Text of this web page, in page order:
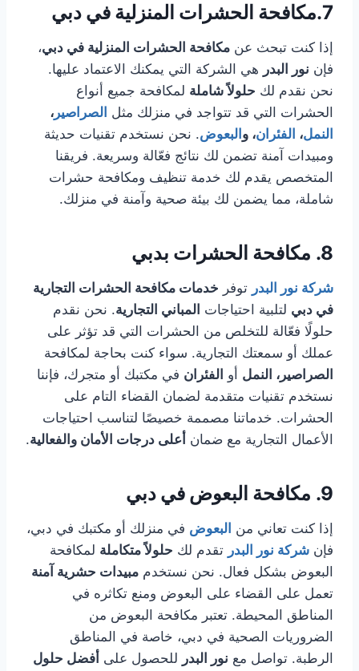
7. مكافحة الحشرات المنزلية في دبي
إذا كنت تبحث عن مكافحة الحشرات المنزلية في دبي،
فإن نور البدر هي الشركة التي يمكنك الاعتماد عليها.
نحن نقدم لك حلولاً شاملة لمكافحة جميع أنواع
الحشرات التي قد تتواجد في منزلك مثل الصراصير ،
النمل، الفئران، و البعوض. نحن نستخدم تقنيات حديثة
ومبيدات آمنة تضمن لك نتائج فعّالة وسريعة. فريقنا
المتخصص يقدم لك خدمة تنظيف ومكافحة حشرات
شاملة، مما يضمن لك بيئة صحية وآمنة في منزلك.
8. مكافحة الحشرات بدبي
شركة نور البدر توفر خدمات مكافحة الحشرات التجارية
في دبي لتلبية احتياجات المباني التجارية. نحن نقدم
حلولًا فعّالة للتخلص من الحشرات التي قد تؤثر على
عملك أو سمعتك التجارية. سواء كنت بحاجة لمكافحة
الصراصير، النمل أو الفئران في مكتبك أو متجرك، فإننا
نستخدم تقنيات متقدمة لضمان القضاء التام على
الحشرات. خدماتنا مصممة خصيصًا لتناسب احتياجات
الأعمال التجارية مع ضمان أعلى درجات الأمان والفعالية.
9. مكافحة البعوض في دبي
إذا كنت تعاني من البعوض في منزلك أو مكتبك في دبي،
فإن شركة نور البدر تقدم لك حلولاً متكاملة لمكافحة
البعوض بشكل فعال. نحن نستخدم مبيدات حشرية آمنة
تعمل على القضاء على البعوض ومنع تكاثره في
المناطق المحيطة. تعتبر مكافحة البعوض من
الضروريات الصحية في دبي، خاصة في المناطق
الرطبة. تواصل مع نور البدر للحصول على أفضل حلول